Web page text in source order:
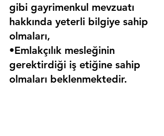
gibi gayrimenkul mevzuatı
hakkında yeterli bilgiye sahip
olmaları,
•Emlakçılık mesleğinin
gerektirdiği iş etiğine sahip
olmaları beklenmektedir.